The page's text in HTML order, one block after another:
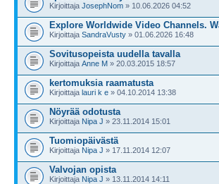
Kirjoittaja JosephNom » 10.06.2026 04:52
Explore Worldwide Video Channels.
Kirjoittaja SandraVusty » 01.06.2026 16:48
Sovitusopeista uudella tavalla
Kirjoittaja Anne M » 20.03.2015 18:57
kertomuksia raamatusta
Kirjoittaja lauri k e » 04.10.2014 13:38
Nöyrää odotusta
Kirjoittaja Nipa J » 23.11.2014 15:01
Tuomiopäivästä
Kirjoittaja Nipa J » 17.11.2014 12:07
Valvojan opista
Kirjoittaja Nipa J » 13.11.2014 14:11